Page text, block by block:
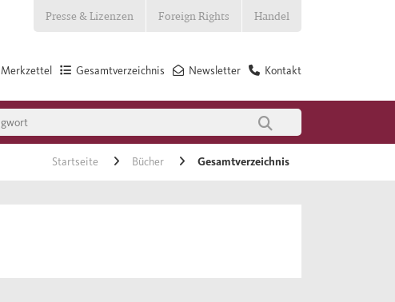
Presse & Lizenzen Foreign Rights Handel
Kontakt
Newsletter
Gesamtverzeichnis
Merkzettel
Startseite Bücher Gesamtverzeichnis